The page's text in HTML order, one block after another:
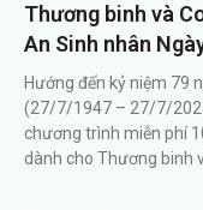
Thương binh và
An Sinh nhân
Hướng đến kỷ niệm 79
(27/7/1947 – 27/7/
chương trình miễn phí
dành cho Thương binh